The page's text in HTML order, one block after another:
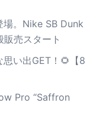
場。Nike SB Dunk
売スタート
い出GET！🌻【8
Pro “Saffron